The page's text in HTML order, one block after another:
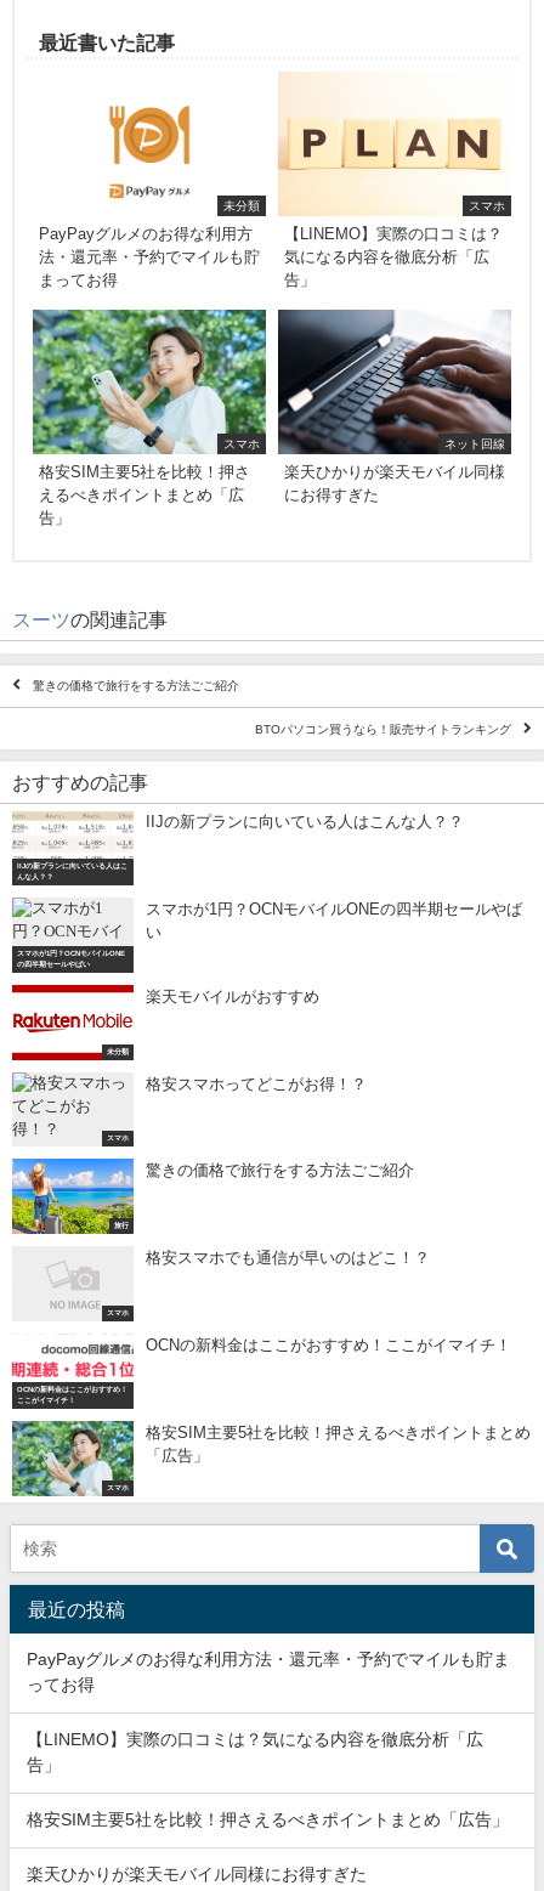
最近書いた記事
未分類
PayPayグルメのお得な利用方
法・還元率・予約でマイルも貯
まってお得
スマホ
【LINEMO】実際の口コミは？
気になる内容を徹底分析「広
告」
スマホ
格安SIM主要5社を比較！押さ
えるべきポイントまとめ「広
告」
ネット回線
楽天ひかりが楽天モバイル同様
にお得すぎた
スーツの関連記事
驚きの価格で旅行をする方法ごご紹介
BTOパソコン買うなら！販売サイトランキング
おすすめの記事
IIJの新プランに向いている人はこ
んな人？？
IIJの新プランに向いている人はこんな人？？
スマホが1円？OCNモバイルONE
の四半期セールやばい
スマホが1円？OCNモバイルONEの四半期セールやば
い
未分類
楽天モバイルがおすすめ
スマホ
格安スマホってどこがお得！？
旅行
驚きの価格で旅行をする方法ごご紹介
スマホ
格安スマホでも通信が早いのはどこ！？
OCNの新料金はここがおすすめ！
ここがイマイチ！
OCNの新料金はここがおすすめ！ここがイマイチ！
スマホ
格安SIM主要5社を比較！押さえるべきポイントまとめ
「広告」
最近の投稿
PayPayグルメのお得な利用方法・還元率・予約でマイルも貯ま
ってお得
【LINEMO】実際の口コミは？気になる内容を徹底分析「広
告」
格安SIM主要5社を比較！押さえるべきポイントまとめ「広告」
楽天ひかりが楽天モバイル同様にお得すぎた